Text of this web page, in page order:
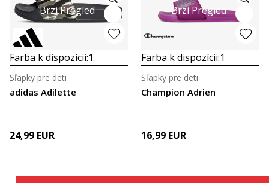
Brzi Pregled
Farba k dispozícii:1
adidas Adilette
Šľapky pre deti
24,99 EUR
Brzi Pregled
Farba k dispozícii:1
Champion Adrien
Šľapky pre deti
16,99 EUR